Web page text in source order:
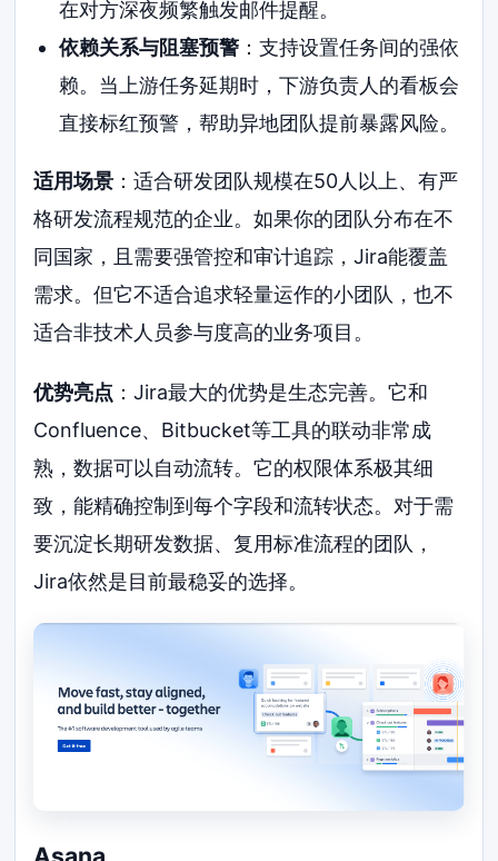
在对方深夜频繁触发邮件提醒。
依赖关系与阻塞预警：支持设置任务间的强依
赖。当上游任务延期时，下游负责人的看板会
直接标红预警，帮助异地团队提前暴露风险。
适用场景 ：适合研发团队规模在50人以上、有严
格研发流程规范的企业。如果你的团队分布在不
同国家，且需要强管控和审计追踪，Jira能覆盖
需求。但它不适合追求轻量运作的小团队，也不
适合非技术人员参与度高的业务项目。
优势亮点 ：Jira最大的优势是生态完善。它和
Confluence、Bitbucket等工具的联动非常成
熟，数据可以自动流转。它的权限体系极其细
致，能精确控制到每个字段和流转状态。对于需
要沉淀长期研发数据、复用标准流程的团队，
Jira依然是目前最稳妥的选择。